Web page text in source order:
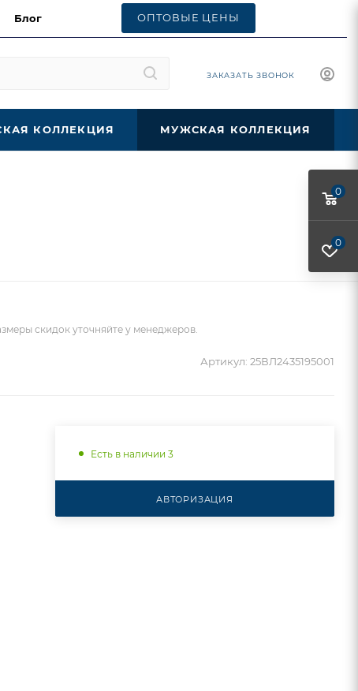
Блог ОПТОВЫЕ ЦЕНЫ
ЗАКАЗАТЬ ЗВОНОК
КОЛЛЕКЦИЯ МУЖСКАЯ КОЛЛЕКЦИЯ
Артикул: 25ВЛ2435195001
Есть в наличии 3
АВТОРИЗАЦИЯ
скидок уточняйте у менеджеров.
0
0